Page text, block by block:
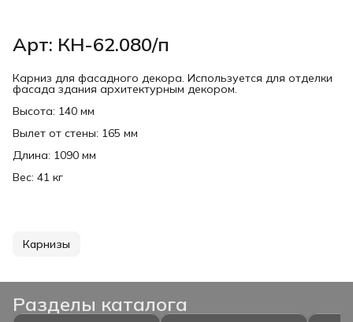
Арт: КН-62.080/п
Карниз для фасадного декора. Используется для отделки
фасада здания архитектурным декором.
Высота: 140 мм
Вылет от стены: 165 мм
Длина: 1090 мм
Вес: 41 кг
Карнизы
Разделы каталога